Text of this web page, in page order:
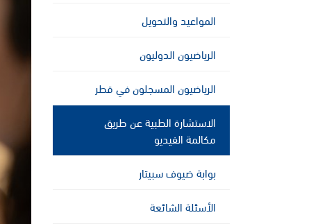
المواعيد والتحويل
الرياضيون الدوليون
الرياضيون المسجلون في قطر
الاستشارة الطبية عن طريق
مكالمة الفيديو
بوابة ضيوف سبيتار
الأسئلة الشائعة